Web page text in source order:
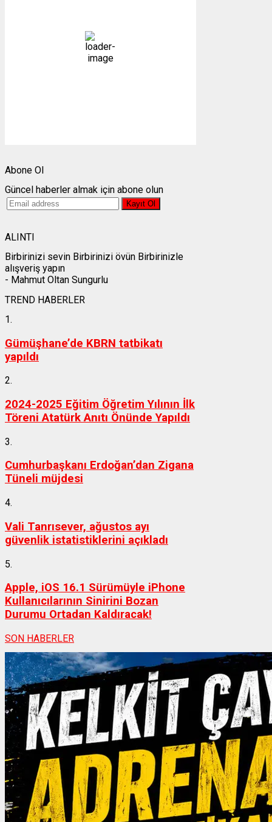
37 %
1007 mb
Abone Ol
Güncel haberler almak için abone olun
ALINTI
Birbirinizi sevin Birbirinizi övün Birbirinizle
alışveriş yapın
- Mahmut Oltan Sungurlu
TREND HABERLER
1.
Gümüşhane’de KBRN tatbikatı
yapıldı
2.
2024-2025 Eğitim Öğretim Yılının İlk
Töreni Atatürk Anıtı Önünde Yapıldı
3.
Cumhurbaşkanı Erdoğan’dan Zigana
Tüneli müjdesi
4.
Vali Tanrısever, ağustos ayı
güvenlik istatistiklerini açıkladı
5.
Apple, iOS 16.1 Sürümüyle iPhone
Kullanıcılarının Sinirini Bozan
Durumu Ortadan Kaldıracak!
SON HABERLER